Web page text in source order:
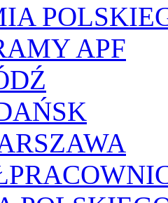
APF